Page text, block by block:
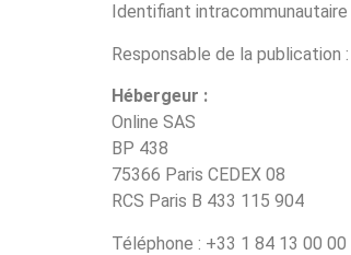
Identifiant
Responsable de la publication
Hébergeur :
Online SAS
BP 438
75366 Paris CEDEX 08
RCS Paris B 433 115 904
Téléphone : +33 1 84 13 00 00